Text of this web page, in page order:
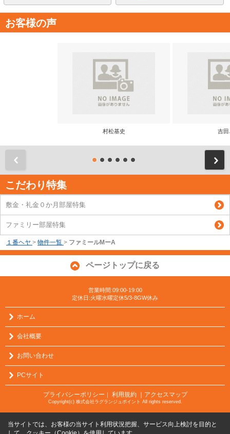
お客様の声
村松基史 吉田
こだわり特集
敷金・礼金０か月部屋特集
ファミリー部屋特集
１番ヘヤ > 物件一覧 > ファミールMーA
ページトップに戻る
営業時間:09:00-19:00
定休日:火曜水曜定休5/3-8GW休み
ホーム
会社概要
お問い合わせ
PCサイト
プライバシーポリシー 利用規約 ｜アクセスマップ
Copyright(c) 株式会社ラグランジュポイント All rights reserved.
当サイトでは、お客様の当サイト利用状況把握、サービス向上検討を目的と